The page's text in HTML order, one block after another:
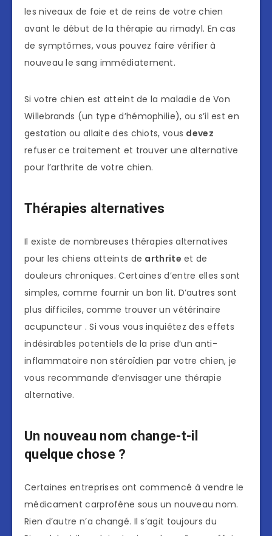
les niveaux de foie et de reins de votre chien
avant le début de la thérapie au rimadyl. En cas
de symptômes, vous pouvez faire vérifier à
nouveau le sang immédiatement.
Si votre chien est atteint de la maladie de Von
Willebrands (un type d’hémophilie), ou s’il est en
gestation ou allaite des chiots, vous devez
refuser ce traitement et trouver une alternative
pour l’arthrite de votre chien.
Thérapies alternatives
Il existe de nombreuses thérapies alternatives
pour les chiens atteints de arthrite et de
douleurs chroniques. Certaines d’entre elles sont
simples, comme fournir un bon lit. D’autres sont
plus difficiles, comme trouver un vétérinaire
acupuncteur . Si vous vous inquiétez des effets
indésirables potentiels de la prise d’un anti-
inflammatoire non stéroïdien par votre chien, je
vous recommande d’envisager une thérapie
alternative.
Un nouveau nom change-t-il
quelque chose ?
Certaines entreprises ont commencé à vendre le
médicament carprofène sous un nouveau nom.
Rien d’autre n’a changé. Il s’agit toujours du